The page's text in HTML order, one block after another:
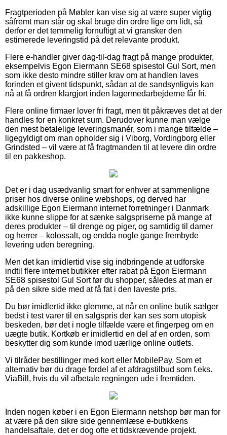
Fragtperioden på Møbler kan vise sig at være super vigtig
såfremt man står og skal bruge din ordre lige om lidt, så
derfor er det temmelig fornuftigt at vi gransker den
estimerede leveringstid på det relevante produkt.
Flere e-handler giver dag-til-dag fragt på mange produkter,
eksempelvis Egon Eiermann SE68 spisestol Gul Sort, men
som ikke desto mindre stiller krav om at handlen laves
forinden et givent tidspunkt, sådan at de sandsynligvis kan
nå at få ordren klargjort inden lagermedarbejderne får fri.
Flere online firmaer lover fri fragt, men tit påkræves det at der
handles for en konkret sum. Derudover kunne man vælge
den mest betalelige leveringsmanér, som i mange tilfælde –
ligegyldigt om man opholder sig i Viborg, Vordingborg eller
Grindsted – vil være at få fragtmanden til at levere din ordre
til en pakkeshop.
Det er i dag usædvanlig smart for enhver at sammenligne
priser hos diverse online webshops, og derved har
adskillige Egon Eiermann internet forretninger i Danmark
ikke kunne slippe for at sænke salgspriserne på mange af
deres produkter – til drenge og piger, og samtidig til damer
og herrer – kolossalt, og endda nogle gange frembyde
levering uden beregning.
Men det kan imidlertid vise sig indbringende at udforske
indtil flere internet butikker efter rabat på Egon Eiermann
SE68 spisestol Gul Sort før du shopper, således at man er
på den sikre side med at få fat i den laveste pris.
Du bør imidlertid ikke glemme, at når en online butik sælger
bedst i test varer til en salgspris der kan ses som utopisk
beskeden, bør det i nogle tilfælde være et fingerpeg om en
uægte butik. Kortkøb er imidlertid en del af en orden, som
beskytter dig som kunde imod uærlige online outlets.
Vi tilråder bestillinger med kort eller MobilePay. Som et
alternativ bør du drage fordel af et afdragstilbud som f.eks.
ViaBill, hvis du vil afbetale regningen ude i fremtiden.
Inden nogen køber i en Egon Eiermann netshop bør man for
at være på den sikre side gennemlæse e-butikkens
handelsaftale, det er dog ofte et tidskrævende projekt.